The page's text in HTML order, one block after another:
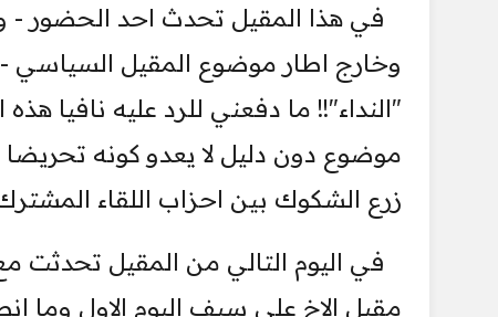
في هذا المقيل تحدث احد الحضور -
وخارج اطار موضوع المقيل السياسي -
"النداء"!! ما دفعني للرد عليه نافيا
موضوع دون دليل لا يعدو كونه تحريضا
زرع الشكوك بين احزاب اللقاء
في اليوم التالي من المقيل
مقيل الاخ علي سيف اليوم الاول وما